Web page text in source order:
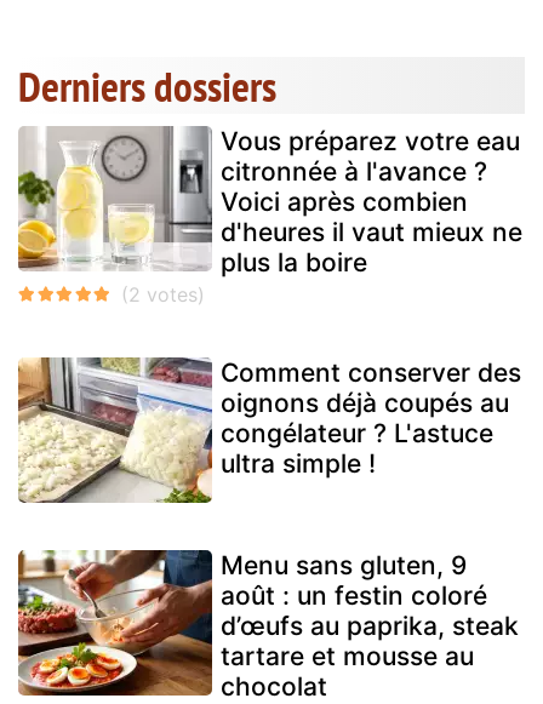
Derniers dossiers
Vous préparez votre eau
citronnée à l'avance ?
Voici après combien
d'heures il vaut mieux ne
plus la boire
Comment conserver des
oignons déjà coupés au
congélateur ? L'astuce
ultra simple !
Menu sans gluten, 9
août : un festin coloré
d’œufs au paprika, steak
tartare et mousse au
chocolat